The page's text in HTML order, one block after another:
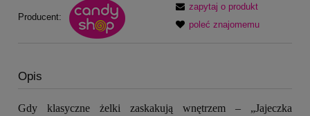
Producent:
zapytaj o produkt
poleć znajomemu
Opis
Gdy klasyczne żelki zaskakują wnętrzem – „Jajeczka